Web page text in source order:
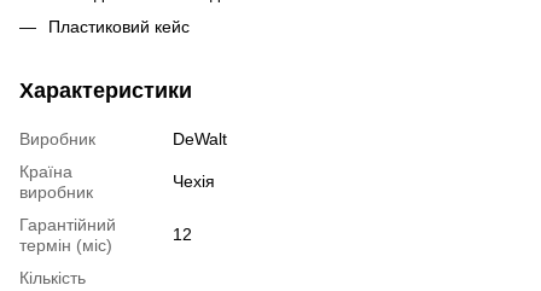
Пластиковий кейс
Характеристики
Виробник
DeWalt
Країна
виробник
Чехія
Гарантійний
термін (міс)
12
Кількість